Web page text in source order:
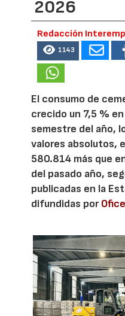
2026
Redacción
1143
El consumo de
crecido un 7,5 %
semestre del año,
valores absolutos,
580.814 más que
del pasado año,
publicadas en la
difundidas por